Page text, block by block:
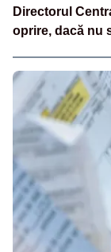
Directorul
oprire, dacă nu